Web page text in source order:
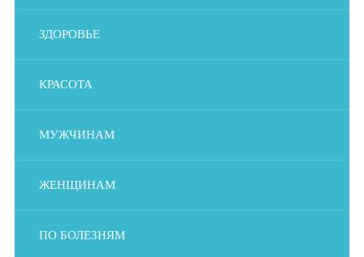
ЗДОРОВЬЕ
КРАСОТА
МУЖЧИНАМ
ЖЕНЩИНАМ
ПО БОЛЕЗНЯМ